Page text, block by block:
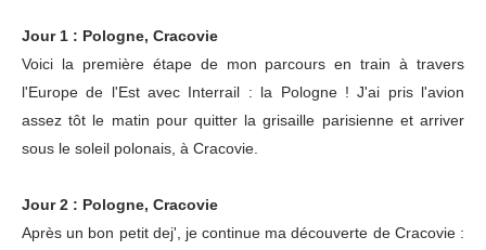
Jour 1 : Pologne, Cracovie
Voici la première étape de mon parcours en train à travers
l'Europe de l'Est avec Interrail : la Pologne ! J'ai pris l'avion
assez tôt le matin pour quitter la grisaille parisienne et arriver
sous le soleil polonais, à Cracovie.
Jour 2 : Pologne, Cracovie
Après un bon petit dej', je continue ma découverte de Cracovie :